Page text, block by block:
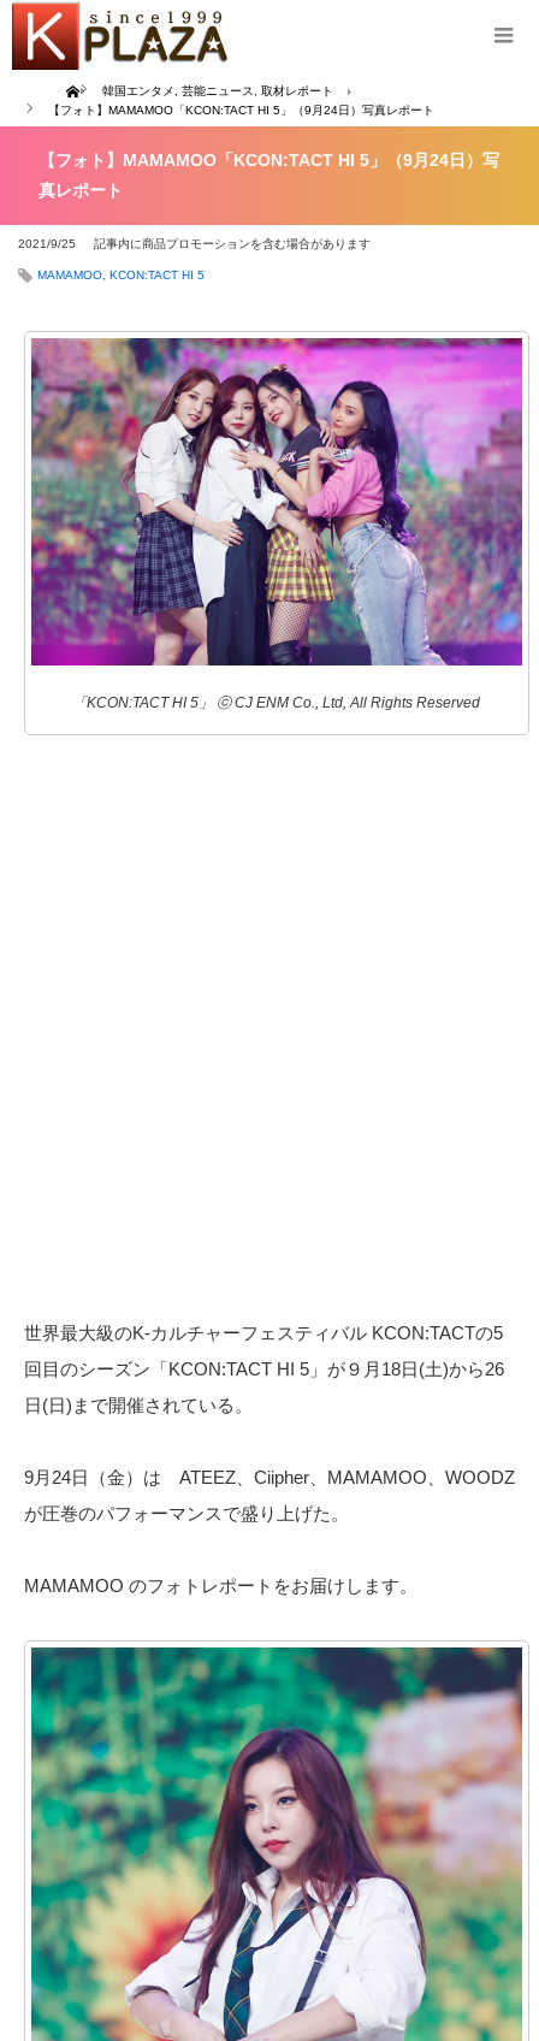
Home 韓国エンタメ 芸能ニュース
取材レポート
【フォト】MAMAMOO「KCON:TACT HI 5」（9月24日）写真レポート
【フォト】MAMAMOO「KCON:TACT HI 5」（9月24日）写
真レポート
2021/9/25 記事内に商品プロモーションを含む場合があります
MAMAMOO KCON:TACT HI 5
「KCON:TACT HI 5」 ⓒ CJ ENM Co., Ltd, All Rights Reserved
世界最大級のK-カルチャーフェスティバル KCON:TACTの5
回目のシーズン「KCON:TACT HI 5」が９月18日(土)から26
日(日)まで開催されている。
9月24日（金）は ATEEZ、Ciipher、MAMAMOO、WOODZ
が圧巻のパフォーマンスで盛り上げた。
MAMAMOO のフォトレポートをお届けします。